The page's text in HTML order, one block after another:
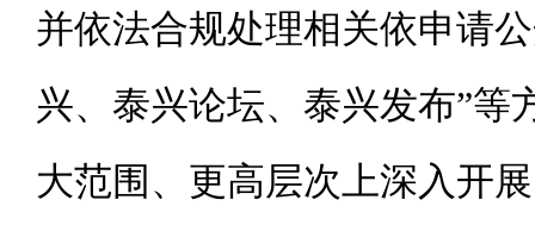
并依法合规处理相关依申请
兴、泰兴论坛、泰兴发布”等
大范围、更高层次上深入开